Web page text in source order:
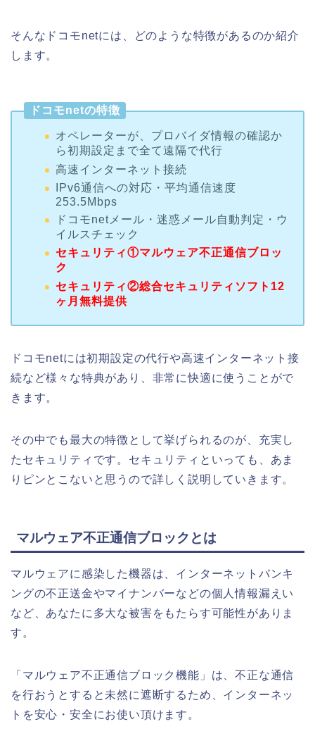
そんなドコモnetには、どのような特徴があるのか紹介
します。
ドコモnetの特徴
オペレーターが、プロバイダ情報の確認か
ら初期設定まで全て遠隔で代行
高速インターネット接続
IPv6通信への対応・平均通信速度
253.5Mbps
ドコモnetメール・迷惑メール自動判定・ウ
イルスチェック
セキュリティ①マルウェア不正通信ブロッ
ク
セキュリティ②総合セキュリティソフト12
ヶ月無料提供
ドコモnetには初期設定の代行や高速インターネット接
続など様々な特典があり、非常に快適に使うことがで
きます。
その中でも最大の特徴として挙げられるのが、充実し
たセキュリティです。セキュリティといっても、あま
りピンとこないと思うので詳しく説明していきます。
マルウェア不正通信ブロックとは
マルウェアに感染した機器は、インターネットバンキ
ングの不正送金やマイナンバーなどの個人情報漏えい
など、あなたに多大な被害をもたらす可能性がありま
す。
「マルウェア不正通信ブロック機能」は、不正な通信
を行おうとすると未然に遮断するため、インターネッ
トを安心・安全にお使い頂けます。